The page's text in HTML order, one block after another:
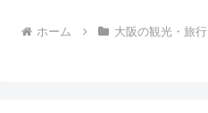
ホーム 大阪の観光・旅行